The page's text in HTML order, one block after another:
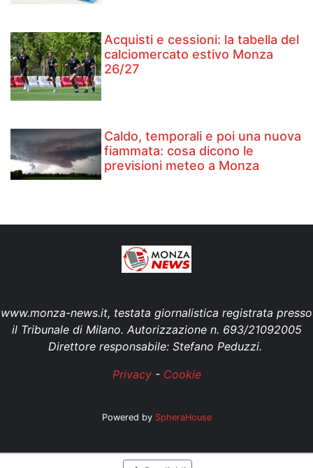
Acquisti e cessioni: la tabella del
calciomercato estivo Monza
26/27
Caldo, temporali e poi una nuova
fiammata: cosa dicono le
previsioni meteo a Monza
www.monza-news.it, testata giornalistica registrata presso
il Tribunale di Milano. Autorizzazione n. 693/21092005
Direttore responsabile: Stefano Peduzzi.
Privacy- Cookie
Powered by SpheraHouse